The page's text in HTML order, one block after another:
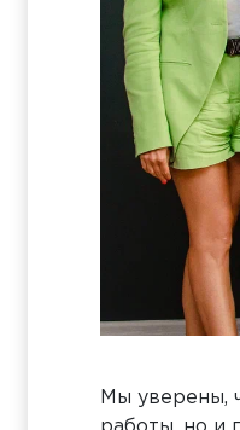
Мы уверены,